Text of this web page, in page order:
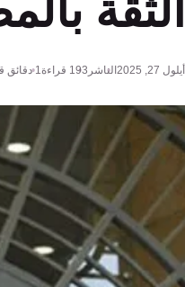
الثقة
أيلول 27, 2025 الناشر 193 قراءة1 دقائق قراءة